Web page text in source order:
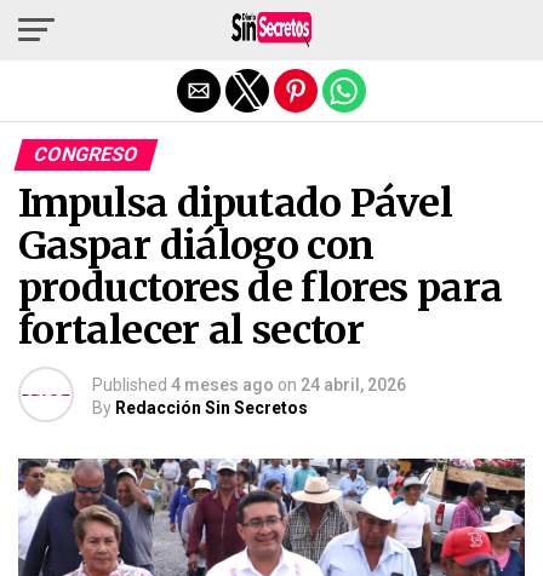
CONGRESO
Impulsa diputado Pável
Gaspar diálogo con
productores de flores para
fortalecer al sector
Published 4 meses ago on 24 abril, 2026
By Redacción Sin Secretos
Salir de la versión móvil